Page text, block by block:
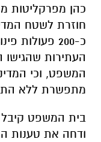
כהן מפרקליטות
חוזרת לשטח
כ-200
העתירות שהגישו
המשפט, וכי
מתפשרת ללא
בית המשפט
ודחה את טענות